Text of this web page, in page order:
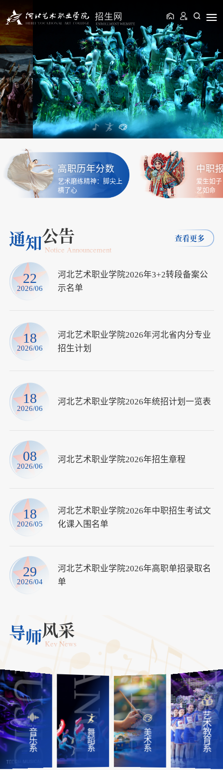
高职历年分数
艺术磨练精神：脚尖上
横了心
中职
爱生如
艺如命
通知公告
Notice Announcement
查看更多
22
2026/06
河北艺术职业学院2026年3+2转段备案公
示名单
18
2026/06
河北艺术职业学院2026年河北省内分专业
招生计划
18
2026/06
河北艺术职业学院2026年统招计划一览表
08
2026/06
河北艺术职业学院2026年招生章程
18
2026/05
河北艺术职业学院2026年中职招生考试文
化课入围名单
29
2026/04
河北艺术职业学院2026年高职单招录取名
单
导师风采
Key News
MUSIC
音
乐
系 DANCE
舞
蹈
系
F
I
N
E
AR
T
S 美
术
系
艺
术
教
育
系